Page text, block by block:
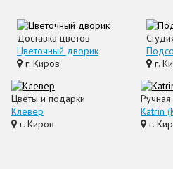
Доставка цветов
Цветочный дворик
г. Киров
г.
Цветы и подарки
Клевер
г. Киров
Katrin
г.